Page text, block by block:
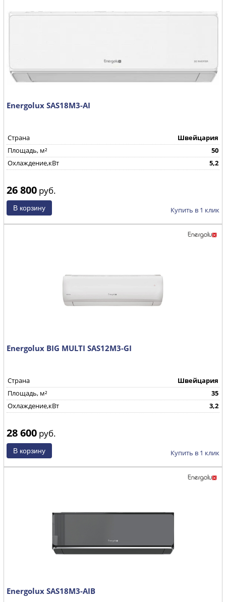
Energolux SAS18M3-AI
Страна
Швейцария
Площадь, м²
50
Охлаждение,кВт
5,2
26 800 руб.
Купить в 1 клик
Energolux BIG MULTI SAS12M3-GI
Страна
Швейцария
Площадь, м²
35
Охлаждение,кВт
3,2
28 600 руб.
Купить в 1 клик
Energolux SAS18M3-AIB